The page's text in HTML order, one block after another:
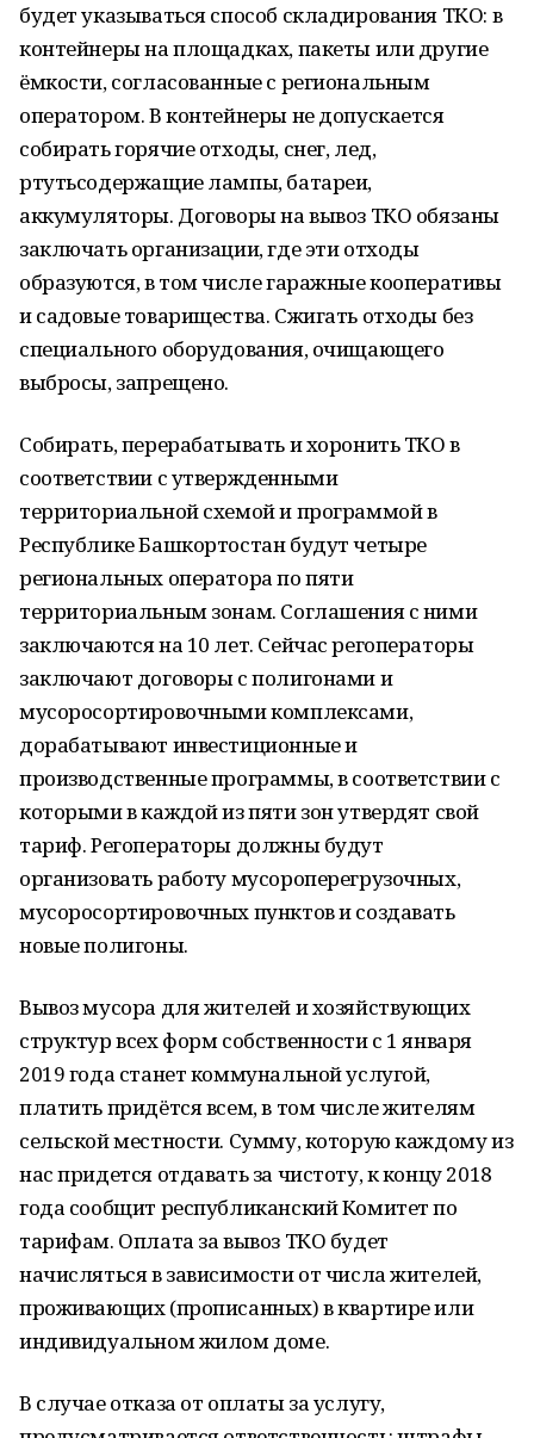
будет указываться способ складирования ТКО: в
контейнеры на площадках, пакеты или другие
ёмкости, согласованные с региональным
оператором. В контейнеры не допускается
собирать горячие отходы, снег, лед,
ртутьсодержащие лампы, батареи,
аккумуляторы. Договоры на вывоз ТКО обязаны
заключать организации, где эти отходы
образуются, в том числе гаражные кооперативы
и садовые товарищества. Сжигать отходы без
специального оборудования, очищающего
выбросы, запрещено.
Собирать, перерабатывать и хоронить ТКО в
соответствии с утвержденными
территориальной схемой и программой в
Республике Башкортостан будут четыре
региональных оператора по пяти
территориальным зонам. Соглашения с ними
заключаются на 10 лет. Сейчас регоператоры
заключают договоры с полигонами и
мусоросортировочными комплексами,
дорабатывают инвестиционные и
производственные программы, в соответствии с
которыми в каждой из пяти зон утвердят свой
тариф. Регоператоры должны будут
организовать работу мусороперегрузочных,
мусоросортировочных пунктов и создавать
новые полигоны.
Вывоз мусора для жителей и хозяйствующих
структур всех форм собственности с 1 января
2019 года станет коммунальной услугой,
платить придётся всем, в том числе жителям
сельской местности. Сумму, которую каждому из
нас придется отдавать за чистоту, к концу 2018
года сообщит республиканский Комитет по
тарифам. Оплата за вывоз ТКО будет
начисляться в зависимости от числа жителей,
проживающих (прописанных) в квартире или
индивидуальном жилом доме.
В случае отказа от оплаты за услугу,